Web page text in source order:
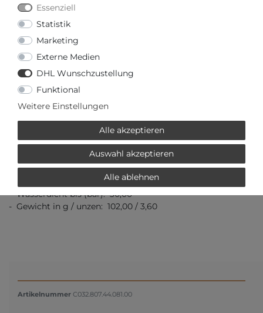
WEITERE ANGABEN
- Produkt: Uhr
- Hersteller: Certina
- Besonderheit: Taucheruhr
- Verpackung: Originalverpackung mit Dokumenten
- Schließe: Faltschließe
- Garantie: 2 Jahre Garantie
TECHNISCHE DATEN
- Durchmesser (ohne Krone) in mm / Zoll: 38,00 / 1,50
- Wasserdicht bis (bar): 30,00
- Gewicht in g / unzen: 102,00 / 3,60
Artikelnummer C032.807.44.081.00
Essenziell
Statistik
Marketing
Externe Medien
DHL Wunschzustellung
Funktional
Weitere Einstellungen
Alle akzeptieren
Auswahl akzeptieren
Alle ablehnen